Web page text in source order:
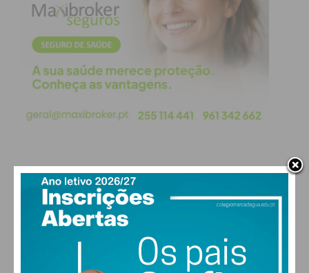
obtenha de forma regular a informação
atualizada.
Eu li e concordo com os
termos e
PAÇOS DE FERREIRA
25°
vento: 1m/s ONO
MAX 25 • MIN 25